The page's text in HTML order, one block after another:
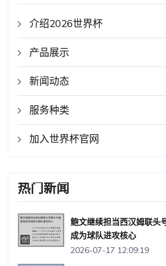
介绍2026世界杯
产品展示
新闻动态
服务种类
加入世界杯官网
热门新闻
鲍文继续担当西汉姆联头
成为球队进攻核心
2026-07-17 12:09:19